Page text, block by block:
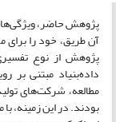
پژوهش حاضر،
آن طریق، خود را برای
پژوهش از نوع
داده‌بنیاد مبتنی
مطالعه، شرکت‌های
بودند. در این زمینه،